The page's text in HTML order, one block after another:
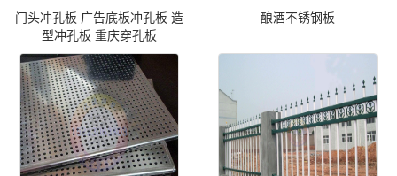
门头冲孔板 广告底板冲孔板 造
型冲孔板 重庆穿孔板
酿酒不锈钢板